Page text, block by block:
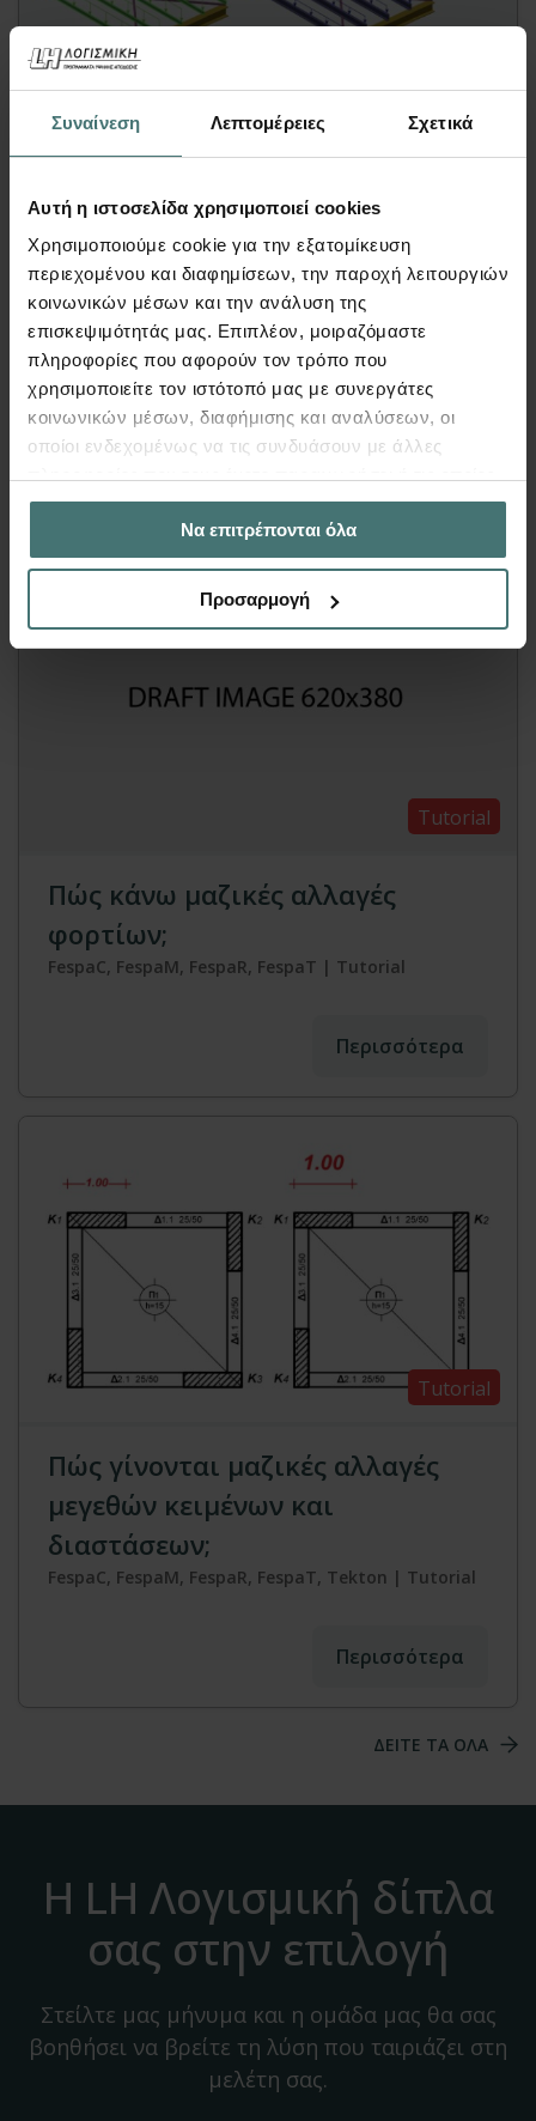
Συναίνεση Λεπτομέρειες Σχετικά
Αυτή η ιστοσελίδα χρησιμοποιεί cookies
Χρησιμοποιούμε cookie για την εξατομίκευση
περιεχομένου και διαφημίσεων, την παροχή λειτουργιών
κοινωνικών μέσων και την ανάλυση της
επισκεψιμότητάς μας. Επιπλέον, μοιραζόμαστε
πληροφορίες που αφορούν τον τρόπο που
χρησιμοποιείτε τον ιστότοπό μας με συνεργάτες
κοινωνικών μέσων, διαφήμισης και αναλύσεων, οι
οποίοι ενδεχομένως να τις συνδυάσουν με άλλες
έχουν συλλέξει σε σχέση με την από μέρους σας χρήση
των υπηρεσιών τους.Να επιτρέπονται όλα
Προσαρμογή
Μαζικές Αλλαγές Στατικών
FespaC, FespaM, FespaR, FespaT | Video
Σε αυτό το Fespa video
παρακολουθήστε πως
με την χρήση των «Tags»και της «Μαζικής
αλλαγής παραμέτρων»
, μπορείτε να
επηρεάσετε μαζικάοποιαδήποτε από τα
στατικά μέλη
του αρχείου σας ανεξαρτήτως
των υλικών τους!
Περισσότερα
Tutorial
Πώς κάνω μαζικές αλλαγές
φορτίων;
FespaC, FespaM, FespaR, FespaT | Tutorial
Περισσότερα
Tutorial
Πώς γίνονται μαζικές αλλαγές
μεγεθών κειμένων και
διαστάσεων;
FespaC, FespaM, FespaR, FespaT, Tekton | Tutorial
Περισσότερα
ΔΕΙΤΕ ΤΑ ΟΛΑ
Η LH Λογισμική δίπλα
σας στην επιλογή
Στείλτε μας μήνυμα και η ομάδα μας θα σας
βοηθήσει να βρείτε τη λύση που ταιριάζει στη
μελέτη σας.